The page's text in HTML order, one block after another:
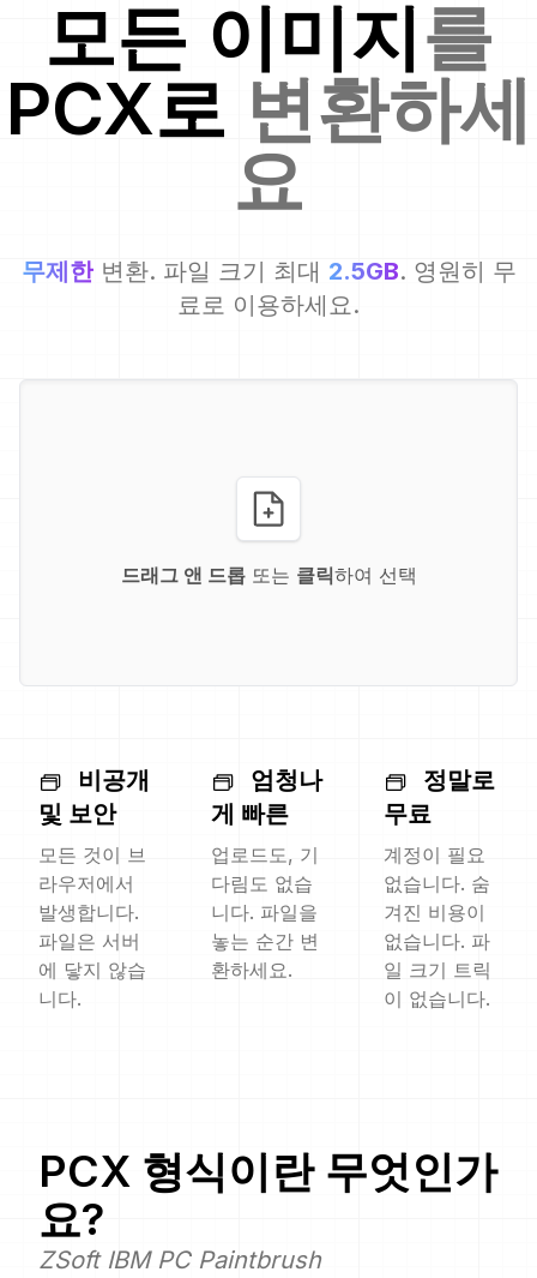
모든 이미지를
PCX로 변환하세
요
무제한 변환. 파일 크기 최대 2.5GB. 영원히 무
료로 이용하세요.
드래그 앤 드롭또는 클릭하여 선택
비공개
및 보안
모든 것이 브
라우저에서
발생합니다.
파일은 서버
에 닿지 않습
니다.
엄청나
게 빠른
업로드도, 기
다림도 없습
니다. 파일을
놓는 순간 변
환하세요.
정말로
무료
계정이 필요
없습니다. 숨
겨진 비용이
없습니다. 파
일 크기 트릭
이 없습니다.
PCX 형식이란 무엇인가
요?
ZSoft IBM PC Paintbrush